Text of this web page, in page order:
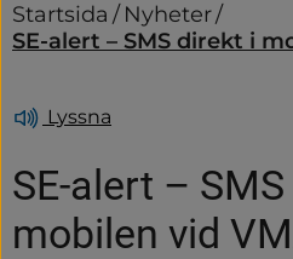
Startsida / Nyheter/
SE-alert – SMS direkt i
Lyssna
SE-alert –
mobilen vid